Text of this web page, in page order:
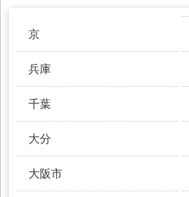
京
兵庫
千葉
大分
大阪市